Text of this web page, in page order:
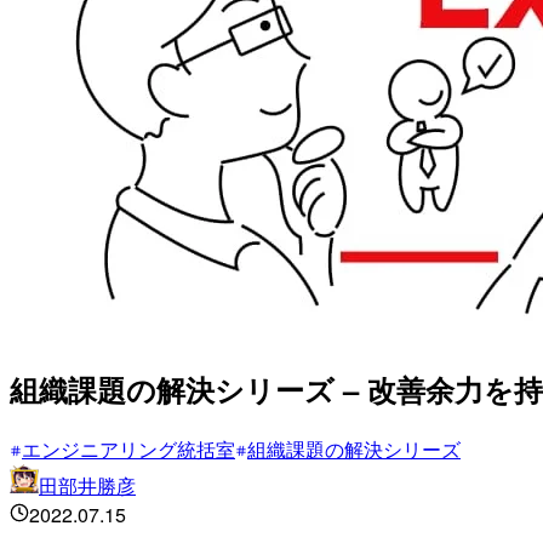
組織課題の解決シリーズ – 改善余力を
エンジニアリング統括室 組織課題の解決シリーズ
田部井勝彦
2022.07.15